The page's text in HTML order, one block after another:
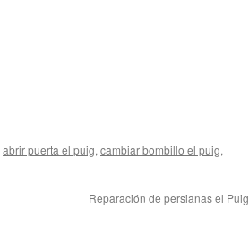
abrir puerta el puig, cambiar bombillo el puig,
Reparación de persianas el Puig